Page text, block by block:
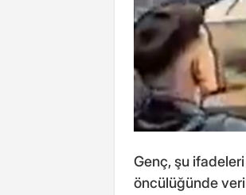
Genç, şu
öncülüğünde